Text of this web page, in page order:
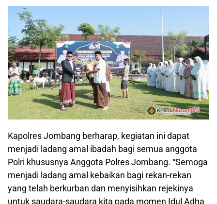
Kapolres Jombang berharap, kegiatan ini dapat
menjadi ladang amal ibadah bagi semua anggota
Polri khususnya Anggota Polres Jombang. “Semoga
menjadi ladang amal kebaikan bagi rekan-rekan
yang telah berkurban dan menyisihkan rejekinya
untuk saudara-saudara kita pada momen Idul Adha